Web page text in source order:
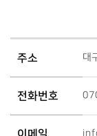
주소 대
전화번호